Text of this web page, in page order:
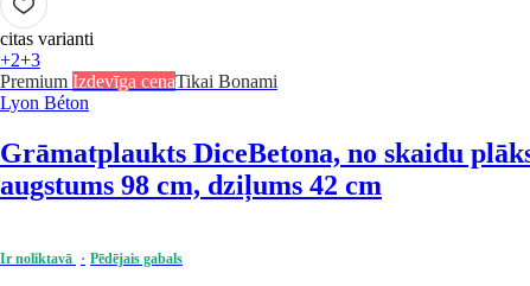
citas varianti
+2+3
Premium Izdevīga cenaTikai Bonami
Lyon Béton
Grāmatplaukts DiceBetona, no skaidu
augstums 98 cm, dziļums 42 cm
Ir noliktavā Pēdējais gabals